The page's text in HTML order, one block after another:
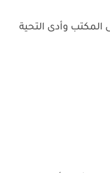
وأدى التحية